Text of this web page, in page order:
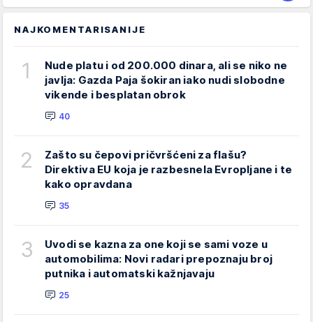
NAJKOMENTARISANIJE
1
Nude platu i od 200.000 dinara, ali se niko ne
javlja: Gazda Paja šokiran iako nudi slobodne
vikende i besplatan obrok
40
2
Zašto su čepovi pričvršćeni za flašu?
Direktiva EU koja je razbesnela Evropljane i te
kako opravdana
35
3
Uvodi se kazna za one koji se sami voze u
automobilima: Novi radari prepoznaju broj
putnika i automatski kažnjavaju
25